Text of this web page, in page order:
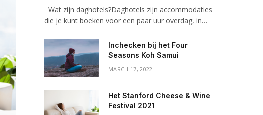
Wat zijn daghotels?Daghotels zijn accommodaties
die je kunt boeken voor een paar uur overdag, in…
Inchecken bij het Four
Seasons Koh Samui
MARCH 17, 2022
Het Stanford Cheese & Wine
Festival 2021